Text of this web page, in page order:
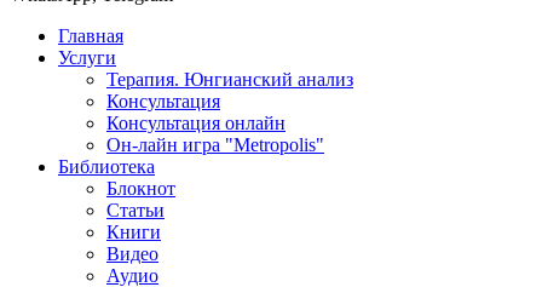
Главная
Услуги
Терапия. Юнгианский анализ
Консультация
Консультация онлайн
Он-лайн игра "Metropolis"
Библиотека
Блокнот
Статьи
Книги
Видео
Аудио